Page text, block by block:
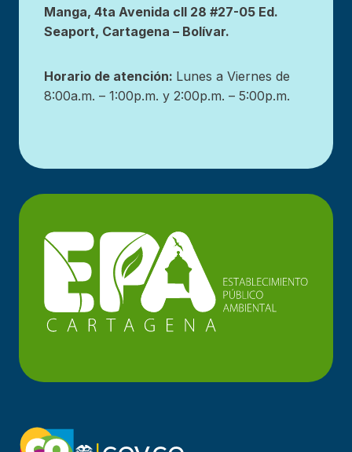
Manga, 4ta Avenida cll 28 #27-05 Ed.
Seaport, Cartagena – Bolívar.
Horario de atención: Lunes a Viernes de
8:00a.m. – 1:00p.m. y 2:00p.m. – 5:00p.m.